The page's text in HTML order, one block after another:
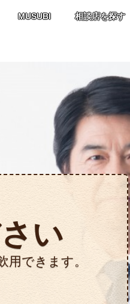
MUSUBI 相談店を探す
い
できます。